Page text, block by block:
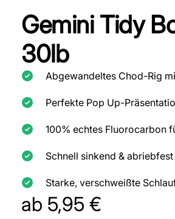
Gemini Tidy
30lb
Abgewandeltes Chod-Rig
Perfekte Pop Up-
100% echtes Fluorocarbon
Schnell sinkend &
Starke, verschweißte
ab 5,95 €